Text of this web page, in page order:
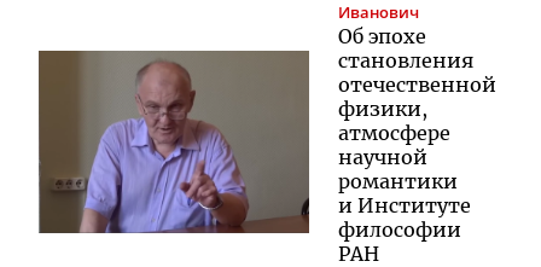
Иванович
Об эпохе
становления
отечественной
физики,
атмосфере
научной
романтики
и Институте
философии
РАН